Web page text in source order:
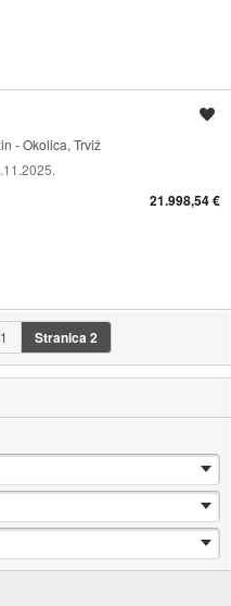
- Okolica, Trviž
21.998,54 €
1 Stranica2